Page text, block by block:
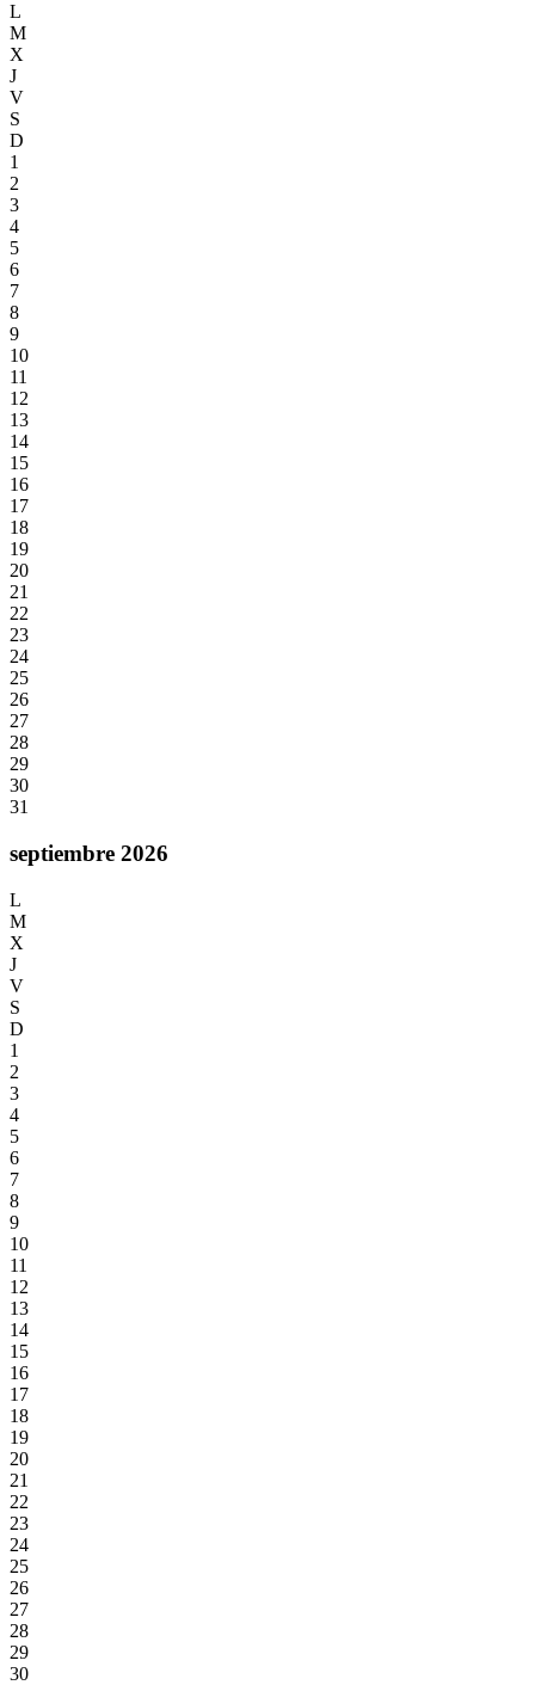
L
M
X
J
V
S
D
1
2
3
4
5
6
7
8
9
10
11
12
13
14
15
16
17
18
19
20
21
22
23
24
25
26
27
28
29
30
31
septiembre 2026
L
M
X
J
V
S
D
1
2
3
4
5
6
7
8
9
10
11
12
13
14
15
16
17
18
19
20
21
22
23
24
25
26
27
28
29
30